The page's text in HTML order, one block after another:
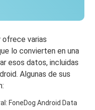
ofrece varias
lo convierten en una
esos datos, incluidas
Algunas de sus
FoneDog Android Data